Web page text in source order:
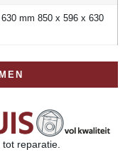
mm 850 x 596 x 630
reparatie.